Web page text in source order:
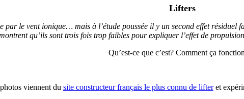
Lifters
par le vent ionique… mais à l’étude poussée il y un second effet
qu’ils sont trois fois trop faibles pour expliquer l’effet de
Qu’est-ce que c’est? Comment ça
viennent du site constructeur français le plus connu de lifteret